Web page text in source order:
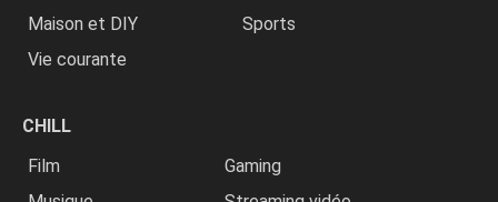
Maison et DIY
Sports
Vie courante
CHILL
Film
Gaming